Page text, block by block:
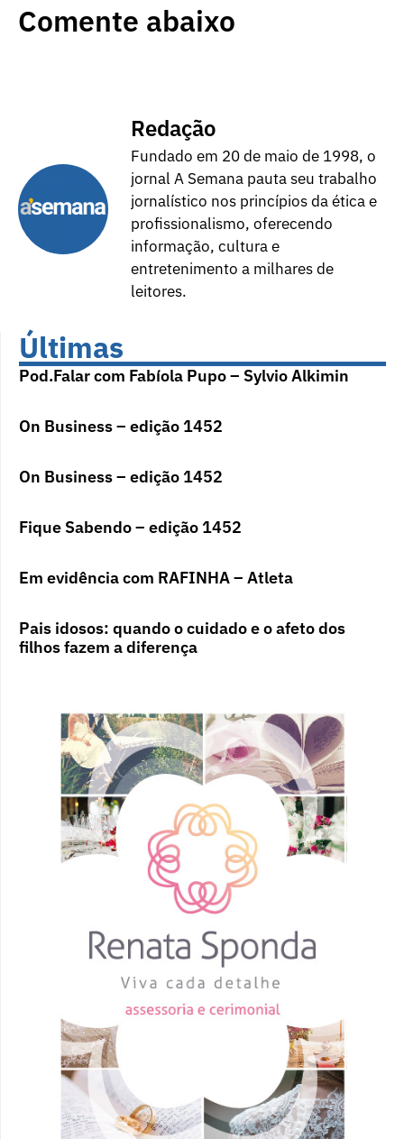
Comente abaixo
Redação
Fundado em 20 de maio de 1998, o
jornal A Semana pauta seu trabalho
jornalístico nos princípios da ética e
profissionalismo, oferecendo
informação, cultura e
entretenimento a milhares de
leitores.
Últimas
Pod.Falar com Fabíola Pupo – Sylvio Alkimin
On Business – edição 1452
On Business – edição 1452
Fique Sabendo – edição 1452
Em evidência com RAFINHA – Atleta
Pais idosos: quando o cuidado e o afeto dos
filhos fazem a diferença